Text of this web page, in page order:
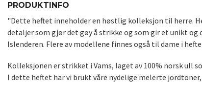
PRODUKTINFO
"Dette heftet inneholder en høstlig kolleksjon til herre.
detaljer som gjør det gøy å strikke og som gir et unikt og
Islenderen. Flere av modellene finnes også til dame i hefte
Kolleksjonen er strikket i Vams, laget av 100% norsk ull
I dette heftet har vi brukt våre nydelige melerte